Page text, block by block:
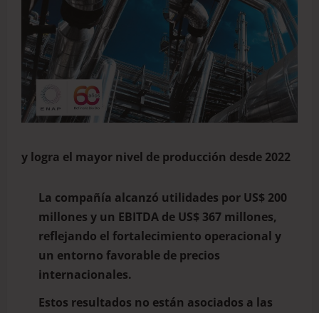
y logra el mayor nivel de producción desde 2022
La compañía alcanzó utilidades por US$ 200
millones y un EBITDA de US$ 367 millones,
reflejando el fortalecimiento operacional y
un entorno favorable de precios
internacionales.
Estos resultados no están asociados a las